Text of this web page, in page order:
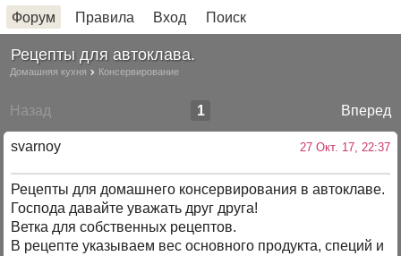
Форум Правила Вход Поиск
Рецепты для автоклава.
Домашняя кухня Консервирование
Назад Вперед
1
svarnoy 27 Окт. 17, 22:37
Рецепты для домашнего консервирования в автоклаве.
Господа давайте уважать друг друга!
Ветка для собственных рецептов.
В рецепте указываем вес основного продукта, специй и